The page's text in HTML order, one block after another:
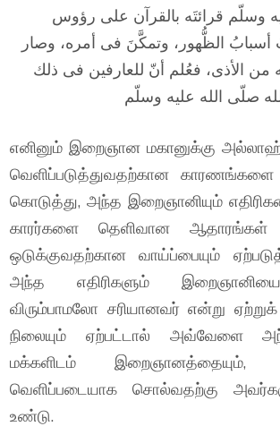
وسلّم قرائتَه بالقرآن على رؤوس
أسبابُ الظُّهور، وتمكَّنَ فى أمره، وصار
من الأذى، فعُلم أنّ للعارفين فى ذلك
எனினும் இறைஞான மகானுக்கு
வெளிப்படுத்துவதற்கான காரணங்களை
கொடுத்து, அந்த இறைஞானியும்
காரர்களை தெளிவான ஆதாரங்கள்
ஒடுக்குவதற்கான வாய்ப்பையும்
அந்த எதிரிகளும் இறைஞானியை
விரும்பாமலோ சரியானவர் என்று
நிலையும் ஏற்பட்டால் அவ்வேளை
மக்களிடம் இறைஞானத்தையும்,
வெளிப்படையாக சொல்வதற்கு
உண்டு.